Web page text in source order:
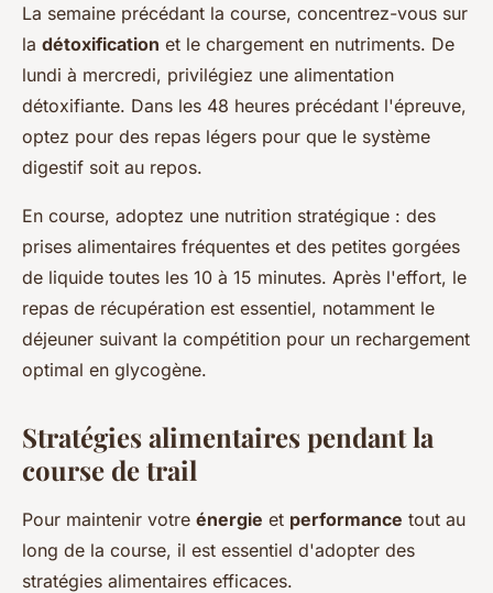
La semaine précédant la course, concentrez-vous sur
la détoxification et le chargement en nutriments. De
lundi à mercredi, privilégiez une alimentation
détoxifiante. Dans les 48 heures précédant l'épreuve,
optez pour des repas légers pour que le système
digestif soit au repos.
En course, adoptez une nutrition stratégique : des
prises alimentaires fréquentes et des petites gorgées
de liquide toutes les 10 à 15 minutes. Après l'effort, le
repas de récupération est essentiel, notamment le
déjeuner suivant la compétition pour un rechargement
optimal en glycogène.
Stratégies alimentaires pendant la
course de trail
Pour maintenir votre énergie et performance tout au
long de la course, il est essentiel d'adopter des
stratégies alimentaires efficaces.